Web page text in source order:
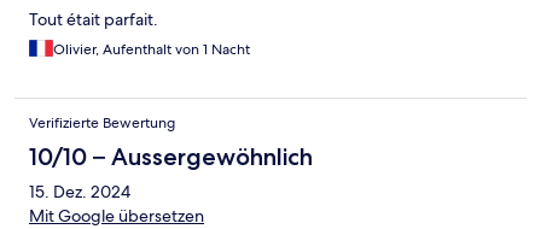
Tout était parfait.
Olivier, Aufenthalt von 1 Nacht
Verifizierte Bewertung
10/10 – Aussergewöhnlich
15. Dez. 2024
Mit Google übersetzen